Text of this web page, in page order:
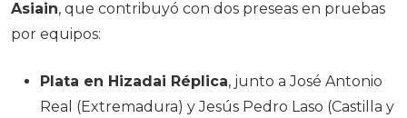
Asiain, que contribuyó con dos preseas en pruebas
por equipos:
Plata en Hizadai Réplica, junto a José Antonio
Real (Extremadura) y Jesús Pedro Laso (Castilla y